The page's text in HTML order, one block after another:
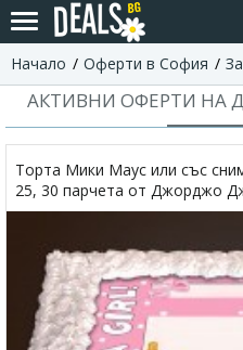
Начало Оферти в София
АКТИВНИ ОФЕРТИ НА
Торта Мики Маус или със
25, 30 парчета от Джорджо